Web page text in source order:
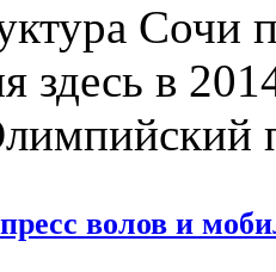
Сочи
здесь в
волов и